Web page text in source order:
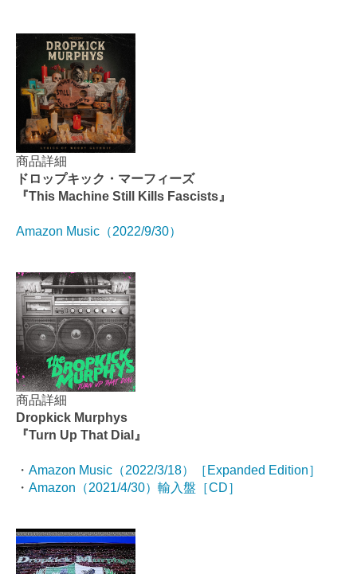
商品詳細
ドロップキック・マーフィーズ
『This Machine Still Kills Fascists』
Amazon Music（2022/9/30）
商品詳細
Dropkick Murphys
『Turn Up That Dial』
・ Amazon Music（2022/3/18）［Expanded Edition］
・ Amazon（2021/4/30）輸入盤［CD］